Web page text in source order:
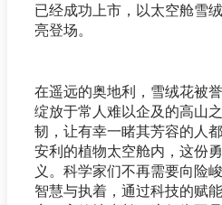
已经成功上市，以太空舱雪
亮登场。
在遥远的奥地利，雪绒花被
绽放于常人难以企及的高山
韧，让有幸一睹其芳容的人
安利的植物太空舱内，这份
义。科学家们不再需要向险
智慧与执着，通过科技的赋